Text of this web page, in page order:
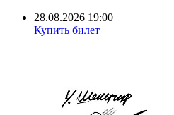
28.08.2026 19:00
Купить билет